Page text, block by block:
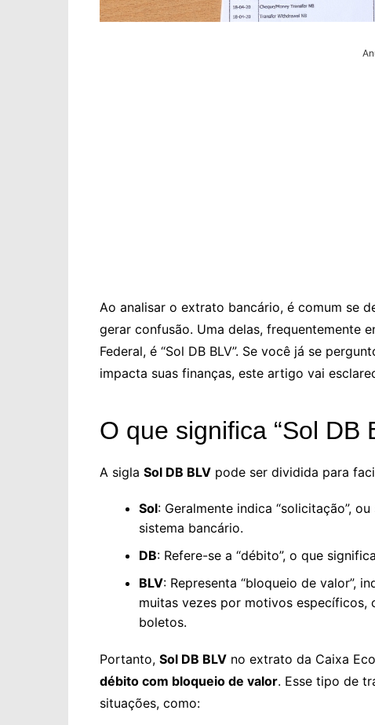
Ao analisar o extrato bancário, é comum se
gerar confusão. Uma delas, frequentemente
Federal, é “Sol DB BLV”. Se você já se
impacta suas finanças, este artigo vai
O que significa “Sol DB
A sigla Sol DB BLV pode ser dividida para
Sol: Geralmente indica “solicitação”,
sistema bancário.
DB: Refere-se a “débito”, o que
BLV: Representa “bloqueio de valor”,
muitas vezes por motivos específicos,
boletos.
Portanto, Sol DB BLV no extrato da Caixa
débito com bloqueio de valor. Esse tipo de
situações, como: